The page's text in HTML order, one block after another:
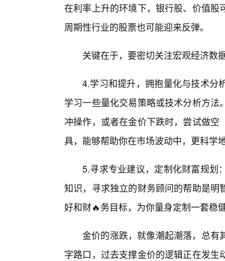
在利率上升的环境下，银行股、价值
周期性行业的股票也可能迎来反弹。
关键在于，要密切关注宏观经济数
4.学习和提升，拥抱量化与技术分
学习一些量化交易策略或技术分析方
冲操作，或者在金价下跌时，尝试做
具，能够帮助你在市场波动中，更科学
5.寻求专业建议，定制化财富规划
知识，寻求独立的财务顾问的帮助是
好和财🔥务目标，为你量身定制一套稳
金价的涨跌，就像潮起潮落，总有
字路口，过去支撑金价的逻辑正在发